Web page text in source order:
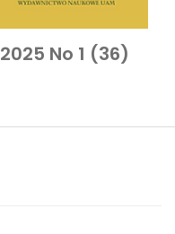
2025 No 1 (36)